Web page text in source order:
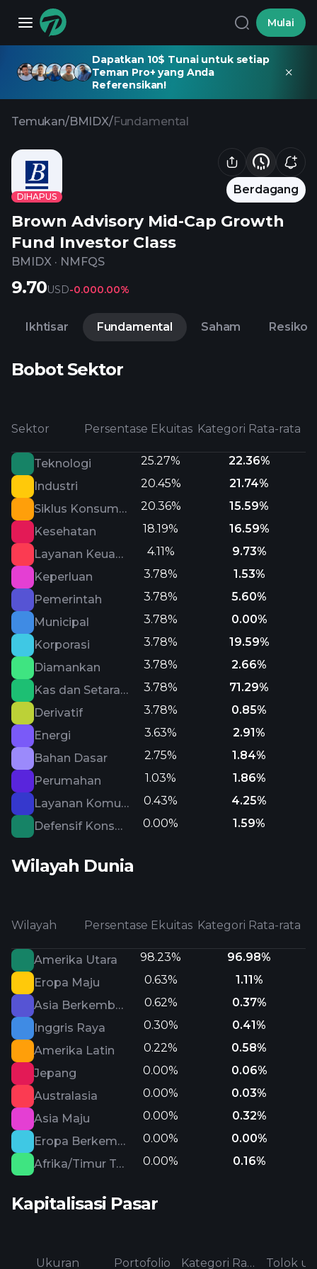
Mulai
Dapatkan 10$ Tunai untuk setiap
Teman Pro+ yang Anda
Referensikan!
Temukan/BMIDX/Fundamental
DIHAPUS
Berdagang
Brown Advisory Mid-Cap Growth
Fund Investor Class
BMIDX · NMFQS
9.70USD-0.000.00%
Ikhtisar Fundamental Saham Resiko
Bobot Sektor
Sektor Persentase Ekuitas Kategori Rata-rata
Teknologi 25.27%
22.36%
Industri
20.45%
21.74%
Siklus Konsumen
20.36%
15.59%
Kesehatan
18.19%
16.59%
Layanan Keuangan
4.11%
9.73%
Keperluan
3.78%
1.53%
Pemerintah
3.78%
5.60%
Municipal
3.78%
0.00%
Korporasi
3.78%
19.59%
Diamankan
3.78%
2.66%
Kas dan Setara Kas
3.78%
71.29%
Derivatif
3.78%
0.85%
Energi
3.63%
2.91%
Bahan Dasar
2.75%
1.84%
Perumahan
1.03%
1.86%
Layanan Komunikasi
0.43%
4.25%
Defensif Konsumen
0.00% 1.59%
Wilayah Dunia
Wilayah Persentase Ekuitas Kategori Rata-rata
Amerika Utara 98.23%
96.98%
Eropa Maju
0.63%
1.11%
Asia Berkembang
0.62%
0.37%
Inggris Raya
0.30%
0.41%
Amerika Latin
0.22%
0.58%
Jepang
0.00%
0.06%
Australasia
0.00%
0.03%
Asia Maju
0.00%
0.32%
Eropa Berkembang
0.00%
0.00%
Afrika/Timur Tengah
0.00% 0.16%
Kapitalisasi Pasar
Ukuran Portofolio Kategori Rata-rata Tolok